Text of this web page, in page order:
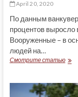
April 20, 2020
По данным
процентов выросло
Вооруженные – в
людей на…
Смотрите статью